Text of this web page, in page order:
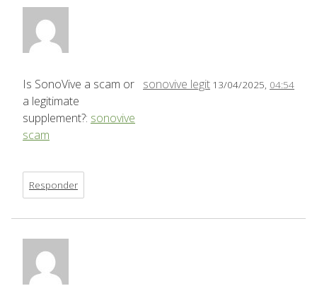
sonovive legit 13/04/2025, 04:54
Is SonoVive a scam or
a legitimate
supplement?: sonovive
scam
Responder